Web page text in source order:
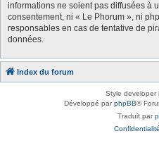
informations ne soient pas diffusées à
consentement, ni « Le Phorum », ni
responsables en cas de tentative de
données.
Index du forum
Style developer
Développé parphpBB®
Traduit par
Confidentialité